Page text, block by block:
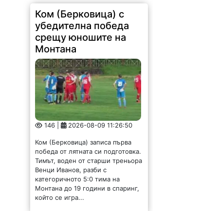
Ком (Берковица) с
убедителна победа
срещу юношите на
Монтана
2026-08-09 11:26:50
победа от лятната си подготовка.
Тимът, воден от старши треньора
Венци Иванов, разби с
категоричното 5:0 тима на
Монтана до 19 години в спаринг,
който се игра...